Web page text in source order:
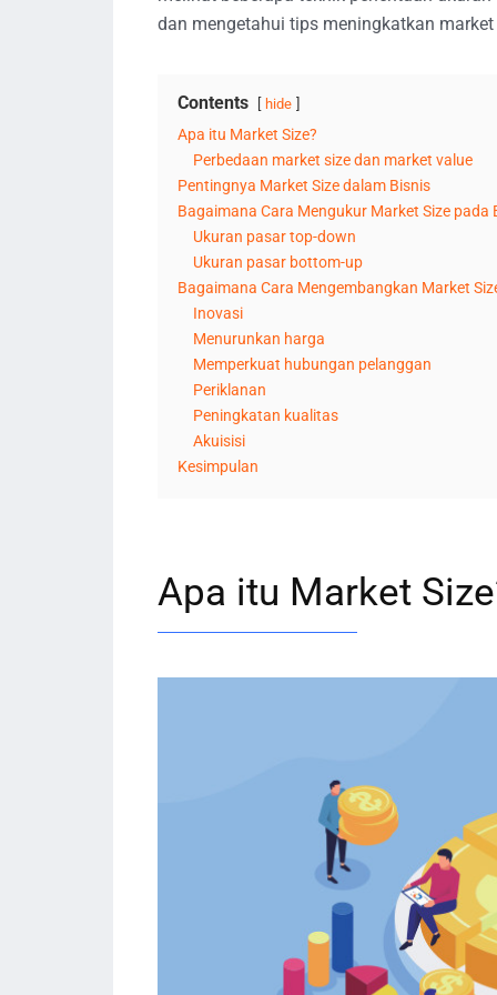
dan mengetahui tips meningkatkan market
Contents hide
Apa itu Market Size?
Perbedaan market size dan market value
Pentingnya Market Size dalam Bisnis
Bagaimana Cara Mengukur Market Size pada
Ukuran pasar top-down
Ukuran pasar bottom-up
Bagaimana Cara Mengembangkan Market
Inovasi
Menurunkan harga
Memperkuat hubungan pelanggan
Periklanan
Peningkatan kualitas
Akuisisi
Kesimpulan
Apa itu Market